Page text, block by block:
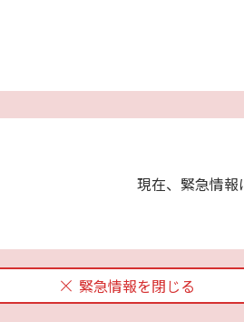
現在、緊急情報
緊急情報を閉じる